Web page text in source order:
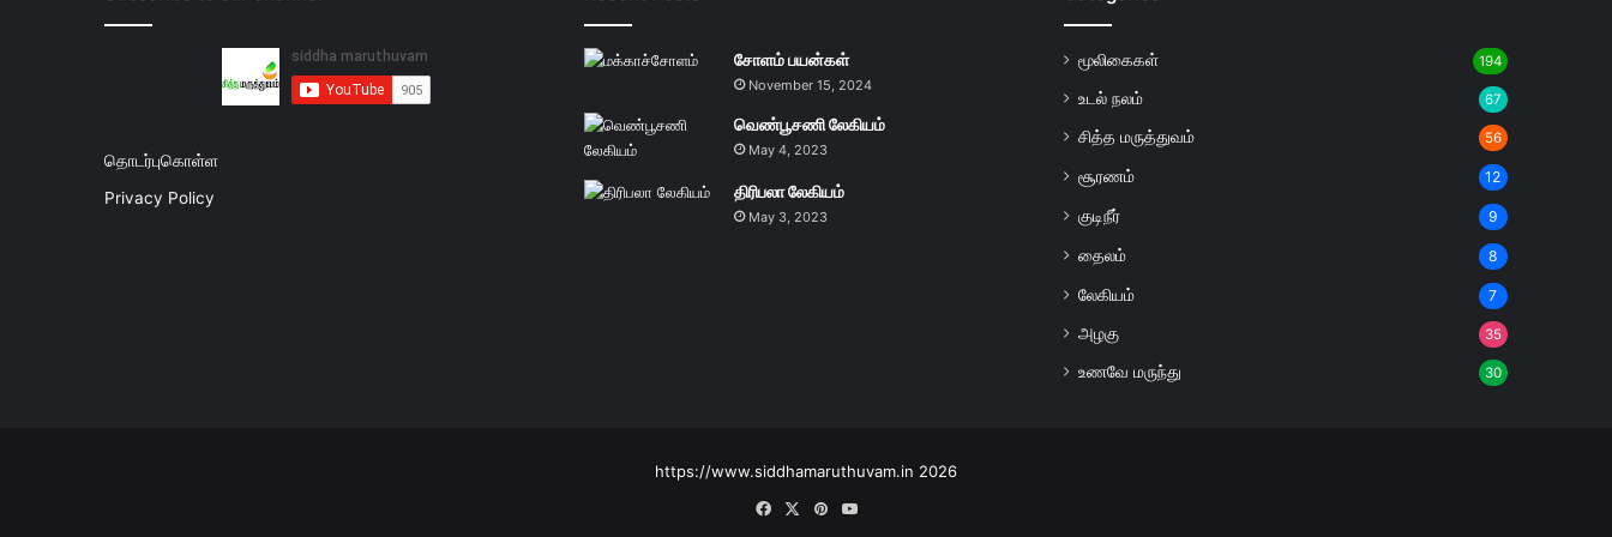
தொடர்புகொள்ள
Privacy Policy
சோளம் பயன்கள்
November 15, 2024
வெண்பூசணி லேகியம்
May 4, 2023
திரிபலா லேகியம்
May 3, 2023
மூலிகைகள் 194
உடல் நலம் 67
சித்த மருத்துவம் 56
சூரணம் 12
குடிநீர் 9
தைலம் 8
லேகியம் 7
அழகு 35
உணவே மருந்து 30
https://www.siddhamaruthuvam.in 2026
FacebookPinterestYouTube